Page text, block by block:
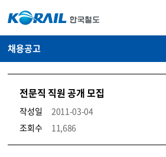
채용공고
전문직 직원 공개 모집
작성일
2011-03-04
조회수
11,686
코레일소개_경영공시_채용공고 상세보기 – 내용, 파일, 담당자 연락처로 구성